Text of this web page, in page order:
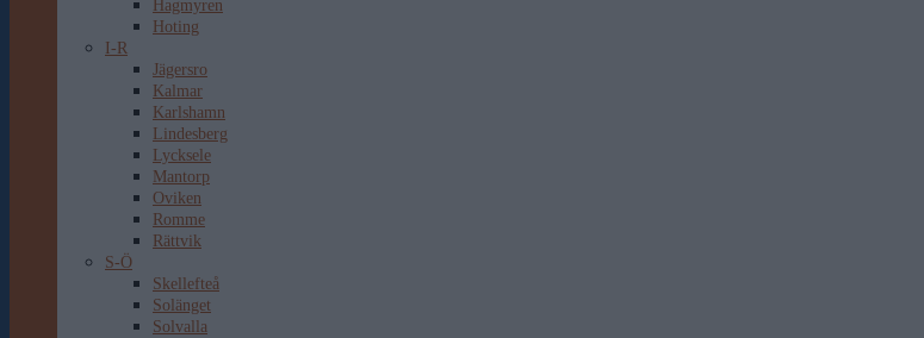
Hagmyren
Hoting
I-R
Jägersro
Kalmar
Karlshamn
Lindesberg
Lycksele
Mantorp
Oviken
Romme
Rättvik
S-Ö
Skellefteå
Solänget
Solvalla